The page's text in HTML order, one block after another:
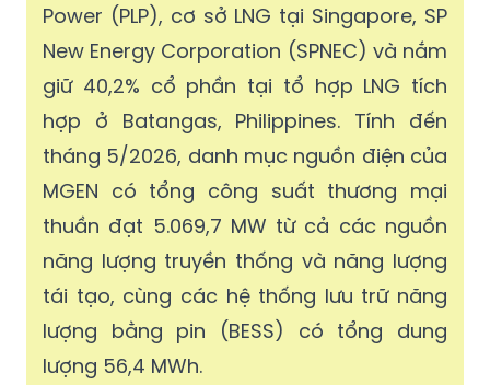
Power (PLP), cơ sở LNG tại Singapore, SP
New Energy Corporation (SPNEC) và nắm
giữ 40,2% cổ phần tại tổ hợp LNG tích
hợp ở Batangas, Philippines. Tính đến
tháng 5/2026, danh mục nguồn điện của
MGEN có tổng công suất thương mại
thuần đạt 5.069,7 MW từ cả các nguồn
năng lượng truyền thống và năng lượng
tái tạo, cùng các hệ thống lưu trữ năng
lượng bằng pin (BESS) có tổng dung
lượng 56,4 MWh.